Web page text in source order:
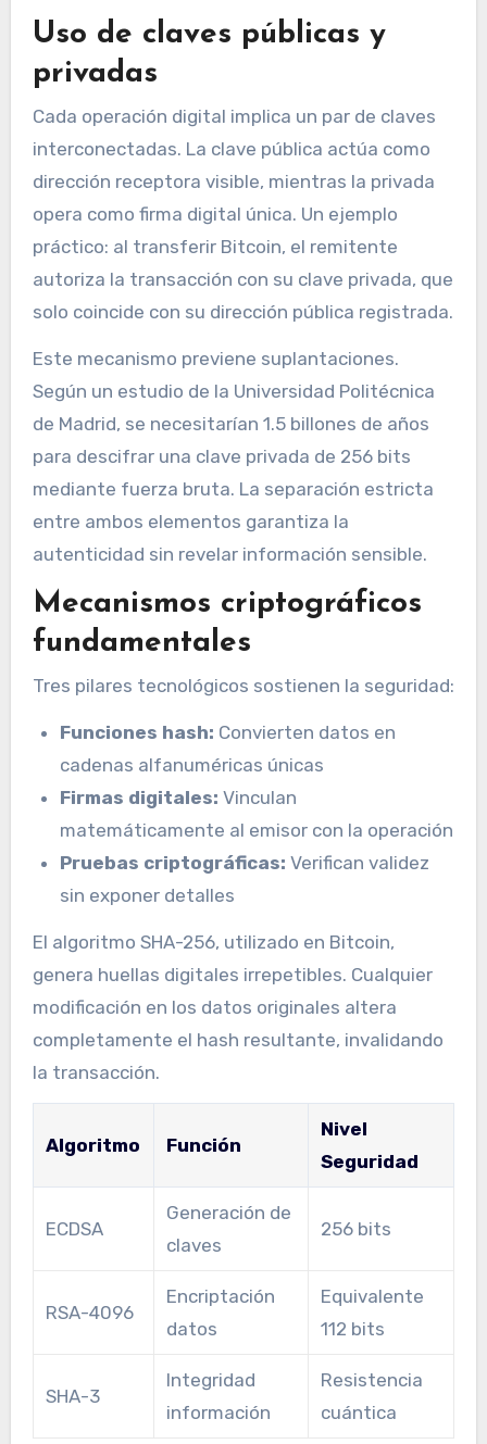
Uso de claves públicas y
privadas
Cada operación digital implica un par de claves
interconectadas. La clave pública actúa como
dirección receptora visible, mientras la privada
opera como firma digital única. Un ejemplo
práctico: al transferir Bitcoin, el remitente
autoriza la transacción con su clave privada, que
solo coincide con su dirección pública registrada.
Este mecanismo previene suplantaciones.
Según un estudio de la Universidad Politécnica
de Madrid, se necesitarían 1.5 billones de años
para descifrar una clave privada de 256 bits
mediante fuerza bruta. La separación estricta
entre ambos elementos garantiza la
autenticidad sin revelar información sensible.
Mecanismos criptográficos
fundamentales
Tres pilares tecnológicos sostienen la seguridad:
Funciones hash: Convierten datos en
cadenas alfanuméricas únicas
Firmas digitales: Vinculan
matemáticamente al emisor con la operación
Pruebas criptográficas: Verifican validez
sin exponer detalles
El algoritmo SHA-256, utilizado en Bitcoin,
genera huellas digitales irrepetibles. Cualquier
modificación en los datos originales altera
completamente el hash resultante, invalidando
la transacción.
Algoritmo Función
Nivel
Seguridad
ECDSA
Generación de
claves
256 bits
RSA-4096
Encriptación
datos
Equivalente
112 bits
SHA-3
Integridad
información
Resistencia
cuántica